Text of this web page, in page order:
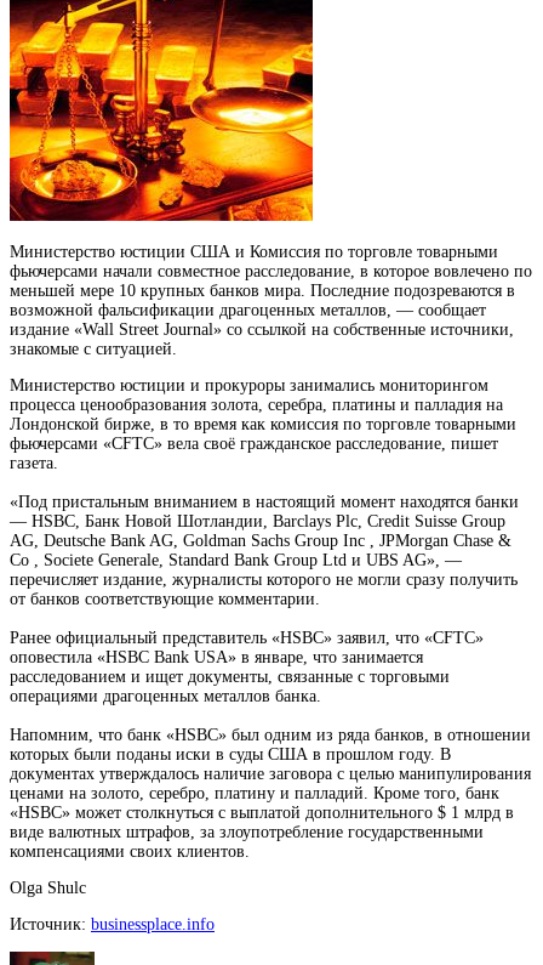
Министерство юстиции США и Комиссия по торговле товарными
фьючерсами начали совместное расследование, в которое вовлечено по
меньшей мере 10 крупных банков мира. Последние подозреваются в
возможной фальсификации драгоценных металлов, — сообщает
издание «Wall Street Journal» со ссылкой на собственные источники,
знакомые с ситуацией.
Министерство юстиции и прокуроры занимались мониторингом
процесса ценообразования золота, серебра, платины и палладия на
Лондонской бирже, в то время как комиссия по торговле товарными
фьючерсами «CFTC» вела своё гражданское расследование, пишет
газета.
«Под пристальным вниманием в настоящий момент находятся банки
— HSBC, Банк Новой Шотландии, Barclays Plc, Credit Suisse Group
AG, Deutsche Bank AG, Goldman Sachs Group Inc , JPMorgan Chase &
Co , Societe Generale, Standard Bank Group Ltd и UBS AG», —
перечисляет издание, журналисты которого не могли сразу получить
от банков соответствующие комментарии.
Ранее официальный представитель «HSBC» заявил, что «CFTC»
оповестила «HSBC Bank USA» в январе, что занимается
расследованием и ищет документы, связанные с торговыми
операциями драгоценных металлов банка.
Напомним, что банк «HSBC» был одним из ряда банков, в отношении
которых были поданы иски в суды США в прошлом году. В
документах утверждалось наличие заговора с целью манипулирования
ценами на золото, серебро, платину и палладий. Кроме того, банк
«HSBC» может столкнуться с выплатой дополнительного $ 1 млрд в
виде валютных штрафов, за злоупотребление государственными
компенсациями своих клиентов.
Olga Shulc
Источник: businessplace.info